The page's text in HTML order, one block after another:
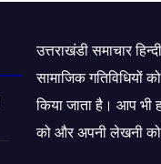
उत्तराखंडी समाचार
सामाजिक गतिविधियों
किया जाता है। आप भी
को और अपनी लेखनी